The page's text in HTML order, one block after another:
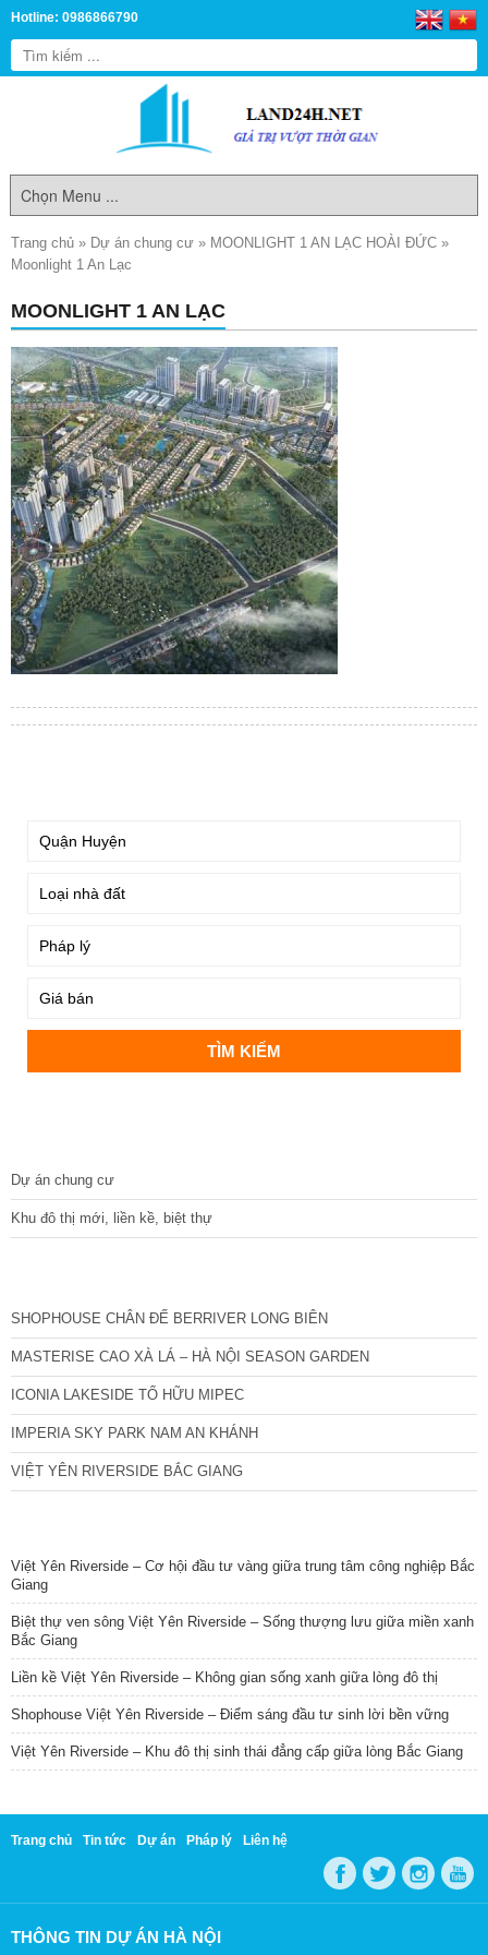
Hotline: 0986866790
Trang chủ » Dự án chung cư » MOONLIGHT 1 AN LẠC HOÀI ĐỨC »
Moonlight 1 An Lạc
MOONLIGHT 1 AN LẠC
Dự án chung cư
Khu đô thị mới, liền kề, biệt thự
SHOPHOUSE CHÂN ĐẾ BERRIVER LONG BIÊN
MASTERISE CAO XÀ LÁ – HÀ NỘI SEASON GARDEN
ICONIA LAKESIDE TỐ HỮU MIPEC
IMPERIA SKY PARK NAM AN KHÁNH
VIỆT YÊN RIVERSIDE BẮC GIANG
Việt Yên Riverside – Cơ hội đầu tư vàng giữa trung tâm công nghiệp Bắc
Giang
Biệt thự ven sông Việt Yên Riverside – Sống thượng lưu giữa miền xanh
Bắc Giang
Liền kề Việt Yên Riverside – Không gian sống xanh giữa lòng đô thị
Shophouse Việt Yên Riverside – Điểm sáng đầu tư sinh lời bền vững
Việt Yên Riverside – Khu đô thị sinh thái đẳng cấp giữa lòng Bắc Giang
Trang chủ Tin tức Dự án Pháp lý Liên hệ
THÔNG TIN DỰ ÁN HÀ NỘI